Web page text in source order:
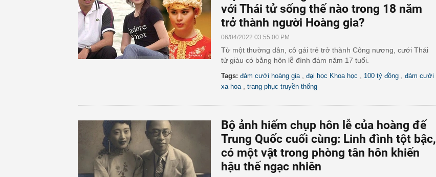
với Thái tử sống thế nào trong 18 năm
trở thành người Hoàng gia?
06/04/2022 03:55:00 PM
Từ một thường dân, cô gái trẻ trở thành Công nương, cưới Thái
tử giàu có bằng hôn lễ đình đám năm 17 tuổi.
Tags: đám cưới hoàng gia đại học Khoa học 100 tỷ đồng
đám cưới
xa hoa
trang phục truyền thống
Bộ ảnh hiếm chụp hôn lễ của hoàng đế
Trung Quốc cuối cùng: Linh đình tột bậc,
có một vật trong phòng tân hôn khiến
hậu thế ngạc nhiên